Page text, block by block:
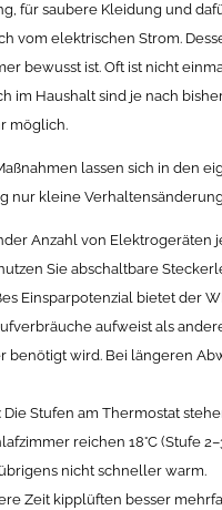
für saubere Kleidung und
vom elektrischen Strom.
bewusst ist. Oft ist nicht
im Haushalt sind je nach
möglich.
lassen sich in den
nur kleine
Anzahl von Elektrogeräten
Sie abschaltbare
Einsparpotenzial bietet der
aufweist als
benötigt wird. Bei längeren
Die Stufen am Thermostat
reichen 18°C (Stufe
nicht schneller warm.
Zeit kipplüften besser